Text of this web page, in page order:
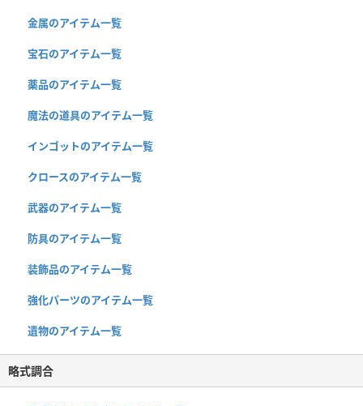
金属のアイテム一覧
宝石のアイテム一覧
薬品のアイテム一覧
魔法の道具のアイテム一覧
インゴットのアイテム一覧
クロースのアイテム一覧
武器のアイテム一覧
防具のアイテム一覧
装飾品のアイテム一覧
強化パーツのアイテム一覧
遺物のアイテム一覧
略式調合